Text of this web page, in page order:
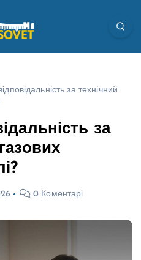
за технічний
за
0 Коментарі